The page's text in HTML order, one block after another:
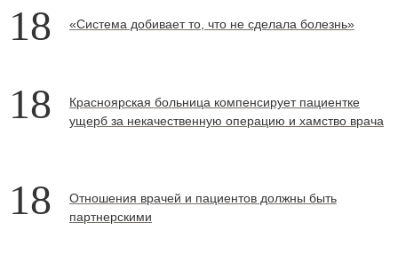
18 «Система добивает то, что не сделала болезнь»
18
Красноярская больница компенсирует пациентке
ущерб за некачественную операцию и хамство врача
18
Отношения врачей и пациентов должны быть
партнерскими